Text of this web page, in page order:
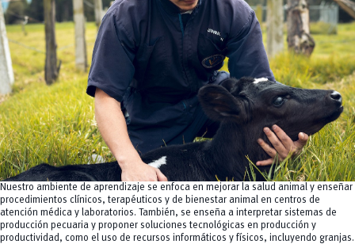
Nuestro ambiente de aprendizaje se enfoca en mejorar la salud animal y enseñar
procedimientos clínicos, terapéuticos y de bienestar animal en centros de
atención médica y laboratorios. También, se enseña a interpretar sistemas de
producción pecuaria y proponer soluciones tecnológicas en producción y
productividad, como el uso de recursos informáticos y físicos, incluyendo granjas.